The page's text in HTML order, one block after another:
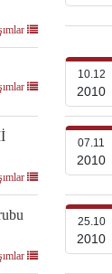
10.12
2010
07.11
2010
25.10
2010